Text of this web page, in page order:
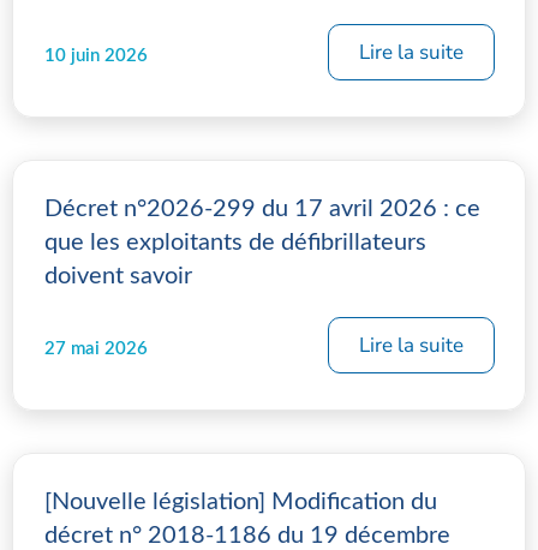
10 juin 2026 Lire la suite
Décret n°2026-299 du 17 avril 2026 : ce
que les exploitants de défibrillateurs
doivent savoir
27 mai 2026 Lire la suite
[Nouvelle législation] Modification du
décret n° 2018-1186 du 19 décembre